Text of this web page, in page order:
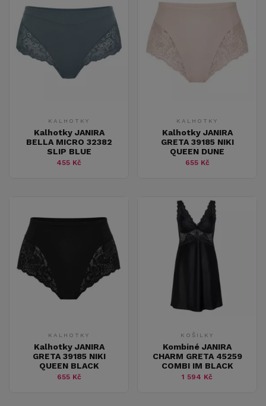
KALHOTKY
Kalhotky JANIRA
BELLA MICRO 32382
SLIP BLUE
455 Kč
KALHOTKY
Kalhotky JANIRA
GRETA 39185 NIKI
QUEEN DUNE
655 Kč
KALHOTKY
Kalhotky JANIRA
GRETA 39185 NIKI
QUEEN BLACK
655 Kč
KOŠILKY
Kombiné JANIRA
CHARM GRETA 45259
COMBI IM BLACK
1 594 Kč